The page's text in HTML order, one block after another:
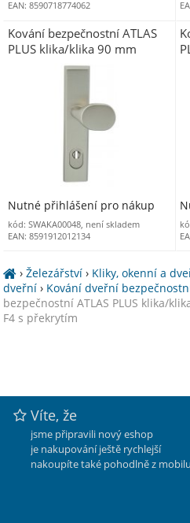
EAN: 8590718774062
Kování bezpečnostní ATLAS
PLUS klika/klika 90 mm
vložka nerezový elox F9 s
Nutné přihlášení pro nákup
kód: SWAKA00048, není skladem
EAN: 8591912012134
›Železářství › Kliky, okenní a
dveřní › Kování dveřní
bezpečnostní ATLAS PLUS klika/
F4 s překrytím
Víte, že
jsme připravili nový eshop
je nakupování ještě rychlejší
nakoupíte také pohodlně z mobilu